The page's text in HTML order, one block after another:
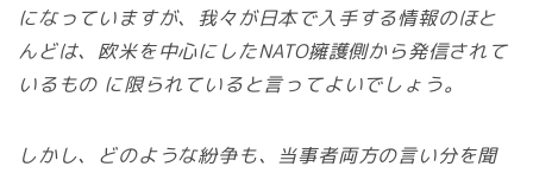
になっていますが、我々が日本で入手する情報のほと
んどは、欧米を中心にしたNATO擁護側から発信されて
いるもの に限られていると言ってよいでしょう。
しかし、どのような紛争も、当事者両方の言い分を聞